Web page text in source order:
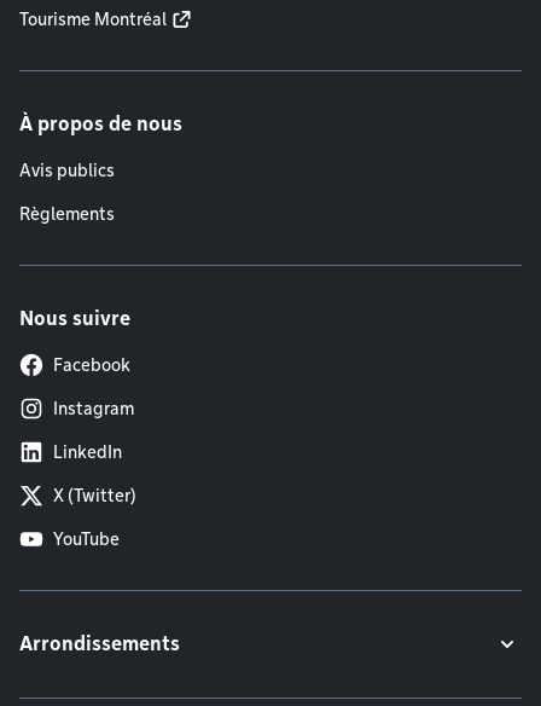
Tourisme Montréal
À propos de nous
Avis publics
Règlements
Nous suivre
Facebook
Instagram
LinkedIn
X (Twitter)
YouTube
Arrondissements